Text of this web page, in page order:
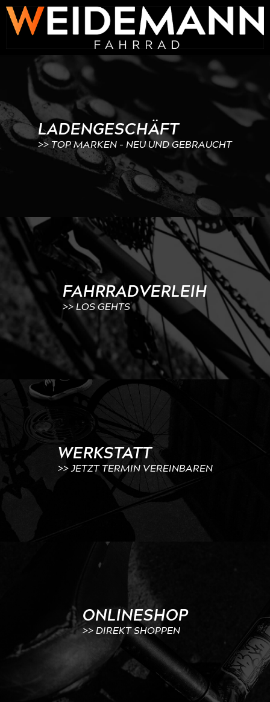
LADENGESCHÄFT
>> TOP MARKEN - NEU UND GEBRAUCHT
FAHRRADVERLEIH
>> LOS GEHTS
WERKSTATT
>> JETZT TERMIN VEREINBAREN
ONLINESHOP
>> DIREKT SHOPPEN